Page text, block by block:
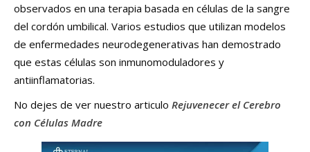
observados en una terapia basada en células de la sangre
del cordón umbilical. Varios estudios que utilizan modelos
de enfermedades neurodegenerativas han demostrado
que estas células son inmunomoduladores y
antiinflamatorias.
No dejes de ver nuestro articulo Rejuvenecer el Cerebro
con Células Madre